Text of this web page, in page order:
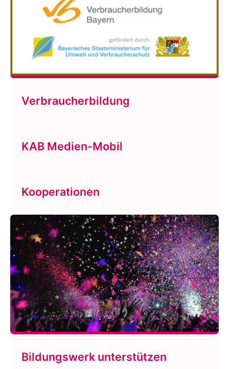
Verbraucherbildung
KAB Medien-Mobil
Kooperationen
Bildungswerk unterstützen